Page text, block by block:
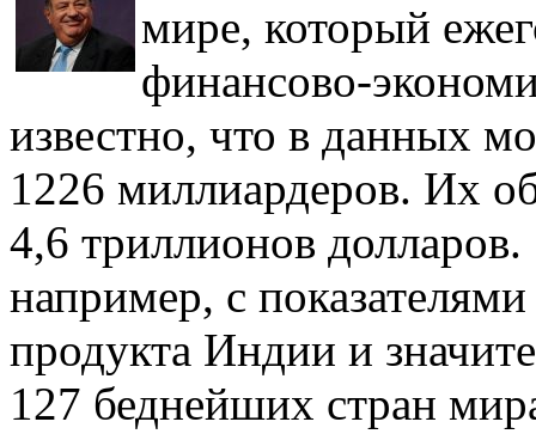
мире, который
финансово-
известно, что в данных
1226 миллиардеров. Их
4,6 триллионов
например, с
продукта Индии и
127 беднейших стран